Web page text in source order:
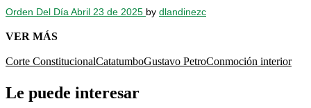
Orden Del Día Abril 23 de 2025 by dlandinezc
VER MÁS
Corte ConstitucionalCatatumboGustavo PetroConmoción interior
Le puede interesar